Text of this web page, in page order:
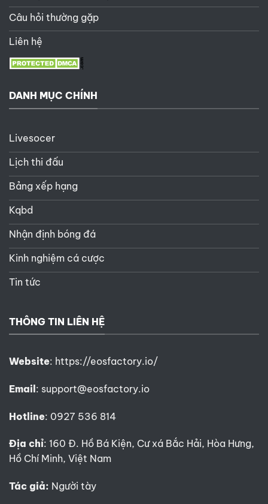
Câu hỏi thường gặp
Liên hệ
DANH MỤC CHÍNH
Livesocer
Lịch thi đấu
Bảng xếp hạng
Kqbd
Nhận định bóng đá
Kinh nghiệm cá cược
Tin tức
THÔNG TIN LIÊN HỆ
Website: https://eosfactory.io/
Email: support@eosfactory.io
Hotline: 0927 536 814
Địa chỉ: 160 Đ. Hồ Bá Kiện, Cư xá Bắc Hải, Hòa Hưng,
Hồ Chí Minh, Việt Nam
Tác giả: Người tày